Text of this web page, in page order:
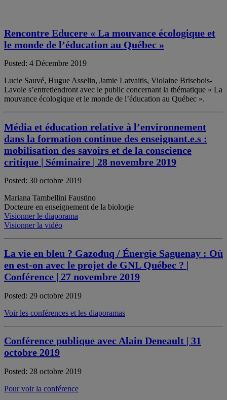
Rencontre Educere « La mouvance écologique et
le monde de l’éducation au Québec »
Posted: 4 Décembre 2019
Lucie Sauvé, Hugue Asselin, Jamie Latvaitis, Violaine Brisebois-
Lavoie s’entretiendront avec le public concernant la thématique « La
mouvance écologique et le monde de l’éducation au Québec ».
Média et éducation relative à l’environnement
dans la formation continue des enseignant.e.s :
mobilisation des savoirs et de la conscience
critique | Séminaire | 28 novembre 2019
Posted: 30 octobre 2019
Mariana Tambellini Faustino
Docteure en enseignement de la biologie
Visionner le diaporama
Visionner la vidéo
La vie en bleu ? Gazoduq / Énergie Saguenay : Où
en est-on avec le projet de GNL Québec ? |
Conférence | 27 novembre 2019
Posted: 29 octobre 2019
Voir les conférences et les diaporamas
Conférence publique avec Alain Deneault | 31
octobre 2019
Posted: 28 octobre 2019
Pour voir la conférence